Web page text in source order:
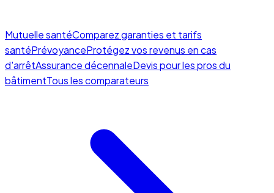
Mutuelle santéComparez garanties et tarifs
santéPrévoyanceProtégez vos revenus en cas
d'arrêtAssurance décennaleDevis pour les pros du
bâtimentTous les comparateurs